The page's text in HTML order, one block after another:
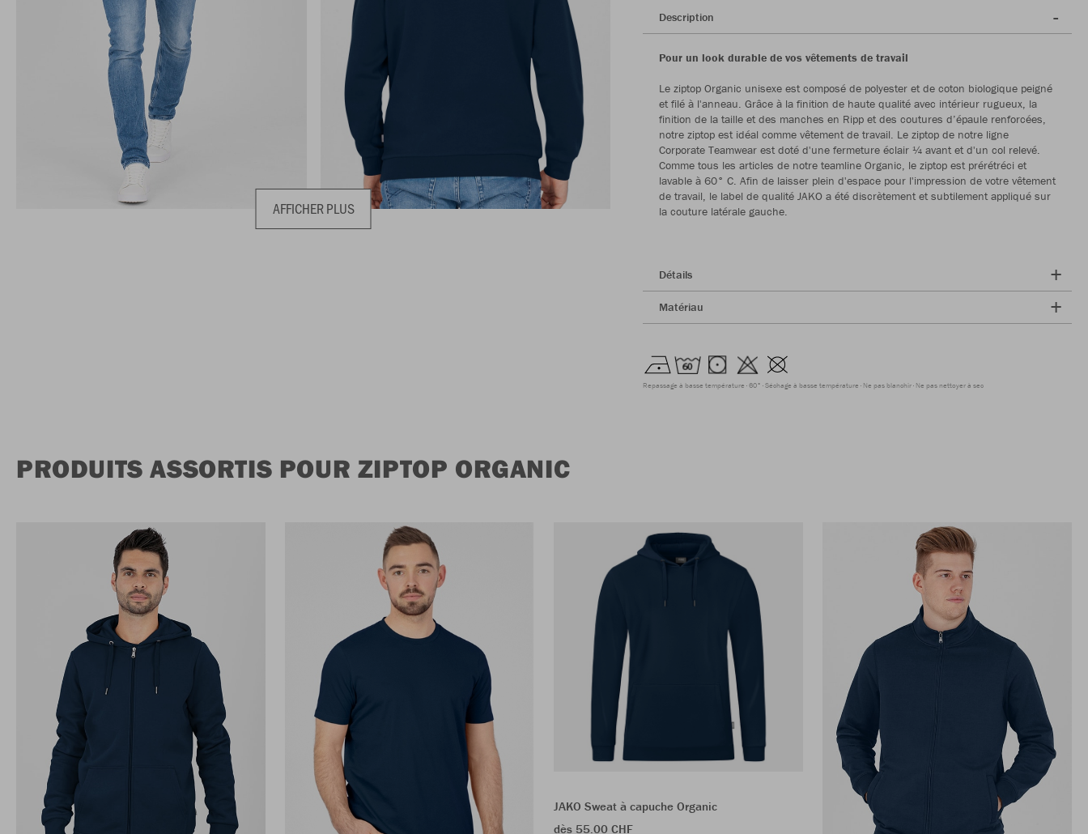
AFFICHER PLUS
Description
Pour un look durable de vos vêtements de travail
Le ziptop Organic unisexe est composé de polyester et de coton biologique peigné
et filé à l'anneau. Grâce à la finition de haute qualité avec intérieur rugueux, la
finition de la taille et des manches en Ripp et des coutures d’épaule renforcées,
notre ziptop est idéal comme vêtement de travail. Le ziptop de notre ligne
Corporate Teamwear est doté d'une fermeture éclair ¼ avant et d'un col relevé.
Comme tous les articles de notre teamline Organic, le ziptop est prérétréci et
lavable à 60° C. Afin de laisser plein d'espace pour l'impression de votre vêtement
de travail, le label de qualité JAKO a été discrètement et subtilement appliqué sur
la couture latérale gauche.
Détails
Matériau
Repassage à basse température 60° Séchage à basse température Ne pas blanchir Ne pas nettoyer à sec
PRODUITS ASSORTIS POUR ZIPTOP ORGANIC
JAKO Sweat à capuche Organic
dès 55.00 CHF